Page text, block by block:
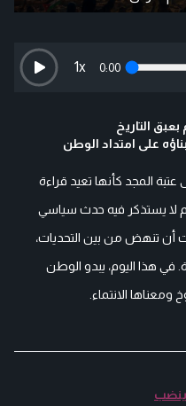
0:00
1x
التاريخ
على امتداد الوطن
يقف الأردن على عتبة المجد كأنها تعيد قراءة
لا يستذكر فيه حدث سياسي
أن تنهض من بين التحديات،
هذا اليوم، يبدو الوطن
الانتماء.
ينضب